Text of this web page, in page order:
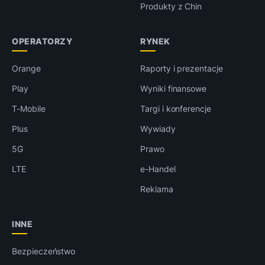
Produkty z Chin
OPERATORZY
Orange
Play
T-Mobile
Plus
5G
LTE
RYNEK
Raporty i prezentacje
Wyniki finansowe
Targi i konferencje
Wywiady
Prawo
e-Handel
Reklama
INNE
Bezpieczeństwo